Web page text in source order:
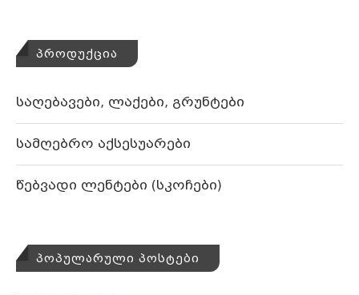
ᲞᲠᲝᲓᲣᲥᲪᲘᲐ
საღებავები, ლაქები, გრუნტები
სამღებრო აქსესუარები
წებვადი ლენტები (სკოჩები)
ᲞᲝᲞᲣᲚᲐᲠᲣᲚᲘ ᲞᲝᲡᲢᲔᲑᲘ